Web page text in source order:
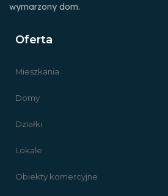
wymarzony dom.
Oferta
Mieszkania
Domy
Działki
Lokale
Obiekty komercyjne